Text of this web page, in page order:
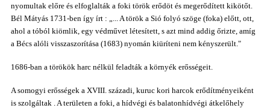
nyomultak előre és elfoglalták a foki török erődöt és megerődített kikötőt.
Bél Mátyás 1731-ben így írt : „... A török a Sió folyó szöge (foka) előtt, ott,
ahol a tóból kiömlik, egy védművet létesített, s azt mind addig őrizte, amíg
a Bécs alóli visszaszorítása (1683) nyomán kiüríteni nem kényszerült."
1686-ban a törökök harc nélkül feladták a környék erősségeit.
A somogyi erősségek a XVIII. századi, kuruc kori harcok erődítményeiként
is szolgáltak . A területen a foki, a hídvégi és balatonhídvégi átkelőhely